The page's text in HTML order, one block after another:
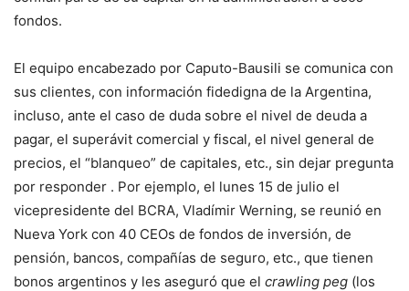
fondos.
El equipo encabezado por Caputo-Bausili se comunica con
sus clientes, con información fidedigna de la Argentina,
incluso, ante el caso de duda sobre el nivel de deuda a
pagar, el superávit comercial y fiscal, el nivel general de
precios, el “blanqueo” de capitales, etc., sin dejar pregunta
por responder . Por ejemplo, el lunes 15 de julio el
vicepresidente del BCRA, Vladímir Werning, se reunió en
Nueva York con 40 CEOs de fondos de inversión, de
pensión, bancos, compañías de seguro, etc., que tienen
bonos argentinos y les aseguró que el crawling peg (los